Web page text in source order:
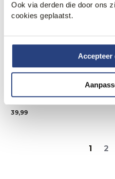
Ook via derden die door ons
cookies geplaatst.
Accepteer
39,99
1 2